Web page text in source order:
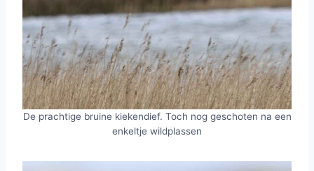
De prachtige bruine kiekendief. Toch nog geschoten na een
enkeltje wildplassen